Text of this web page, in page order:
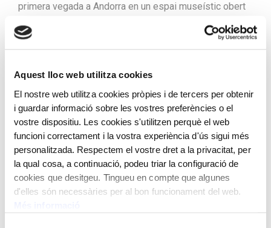
Aquest lloc web utilitza cookies
El nostre web utilitza cookies pròpies i de tercers per obtenir
i guardar informació sobre les vostres preferències o el
vostre dispositiu. Les cookies s'utilitzen perquè el web
funcioni correctament i la vostra experiència d'ús sigui més
personalitzada. Respectem el vostre dret a la privacitat, per
la qual cosa, a continuació, podeu triar la configuració de
cookies que desitgeu. Tingueu en compte que algunes
d'elles són necessàries per al bon funcionament del web.
primera vegada a Andorra en un espai museístic obert
23 han estat cedides pel banc i 5 pertanyen a la
col·lecció Carmen Thyssen, es podrà veure fins al 9 de
un diàleg entre els quadres d’ambdues col·leccions. La
selecció, que ha estat ideada pels dos comissaris,
Guillermo Cervera i Isabel Rodríguez, ha volgut primar
la qualitat de les obres per sobre de la quantitat, amb
grans noms de la pintura catalana com Josep Masriera,
Joaquim Mir, Joan Roig, Santiago Rusiñol o Joaquim
Vayreda. Com a novetat, en aquesta mostra s’ha
introduït una sinergia artística entre el museu i la
Fundació ONCA, ja que, per primera vegada, s’ha